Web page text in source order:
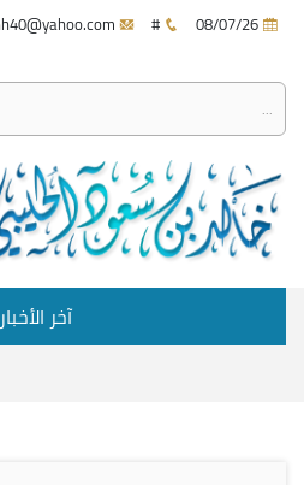
#
آخر الأخبار